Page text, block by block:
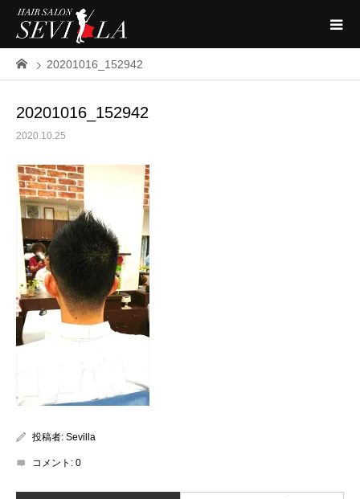
20201016_152942
20201016_152942
2020.10.25
投稿者: Sevilla
コメント: 0